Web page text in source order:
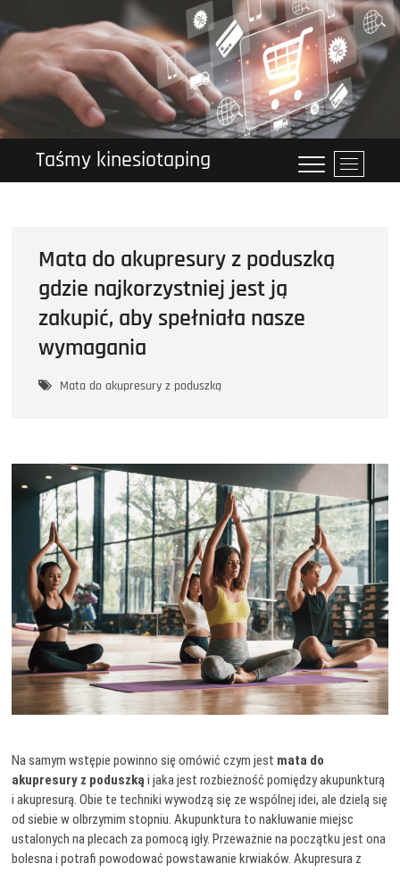
do
treści
Taśmy kinesiotaping
P
r
Mata do akupresury z poduszką
gdzie najkorzystniej jest ją
zakupić, aby spełniała nasze
wymagania
Mata do akupresury z poduszką
Na samym wstępie powinno się omówić czym jest mata do
akupresury z poduszkąi jaka jest rozbieżność pomiędzy akupunkturą
i akupresurą. Obie te techniki wywodzą się ze wspólnej idei, ale dzielą się
od siebie w olbrzymim stopniu. Akupunktura to nakłuwanie miejsc
ustalonych na plecach za pomocą igły. Przeważnie na początku jest ona
bolesna i potrafi powodować powstawanie krwiaków. Akupresura z